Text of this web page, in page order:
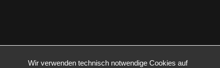
Wir verwenden technisch notwendige Cookies auf